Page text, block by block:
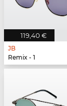
119,40 €
JB
Remix - 1